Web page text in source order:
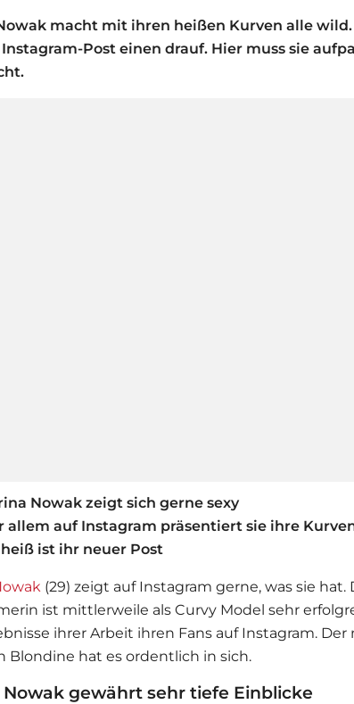
macht mit ihren heißen Kurven alle
Post einen drauf. Hier muss sie
Nowak zeigt sich gerne sexy
allem auf Instagram präsentiert sie ihre
heiß ist ihr neuer Post
(29) zeigt auf Instagram gerne, was sie hat.
ist mittlerweile als Curvy Model sehr
ihrer Arbeit ihren Fans auf Instagram. Der
Blondine hat es ordentlich in sich.
Nowak gewährt sehr tiefe Einblicke